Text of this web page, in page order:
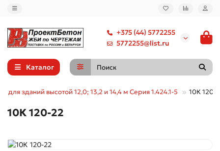
+375 (44) 5772255
5772255@list.ru
Каталог
для зданий высотой 12,0; 13,2 и 14,4 м Серия 1.424.1-5 10К 120-
10К 120-22